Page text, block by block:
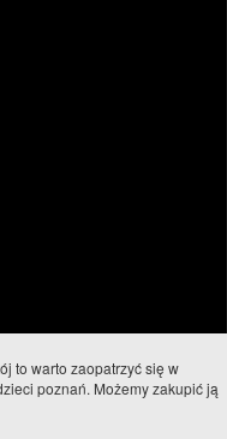
to warto zaopatrzyć się w
poznań. Możemy zakupić ją